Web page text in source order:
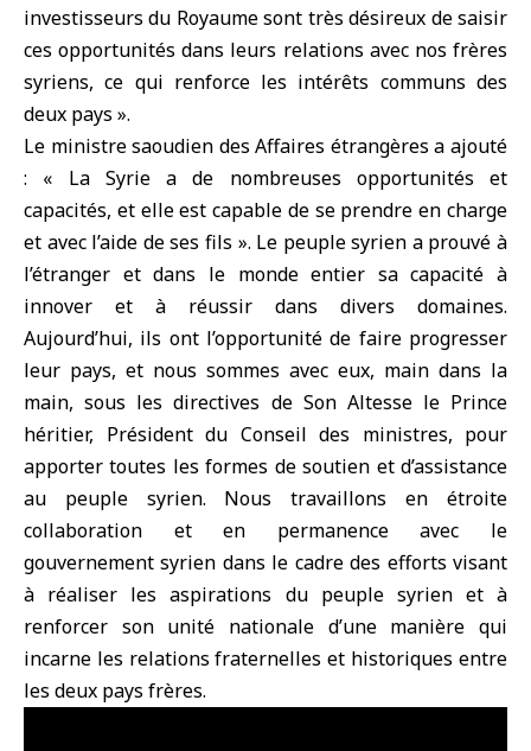
investisseurs du Royaume sont très désireux de saisir
ces opportunités dans leurs relations avec nos frères
syriens, ce qui renforce les intérêts communs des
deux pays ».
Le ministre saoudien des Affaires étrangères a ajouté
: « La Syrie a de nombreuses opportunités et
capacités, et elle est capable de se prendre en charge
et avec l’aide de ses fils ». Le peuple syrien a prouvé à
l’étranger et dans le monde entier sa capacité à
innover et à réussir dans divers domaines.
Aujourd’hui, ils ont l’opportunité de faire progresser
leur pays, et nous sommes avec eux, main dans la
main, sous les directives de Son Altesse le Prince
héritier, Président du Conseil des ministres, pour
apporter toutes les formes de soutien et d’assistance
au peuple syrien. Nous travaillons en étroite
collaboration et en permanence avec le
gouvernement syrien dans le cadre des efforts visant
à réaliser les aspirations du peuple syrien et à
renforcer son unité nationale d’une manière qui
incarne les relations fraternelles et historiques entre
les deux pays frères.